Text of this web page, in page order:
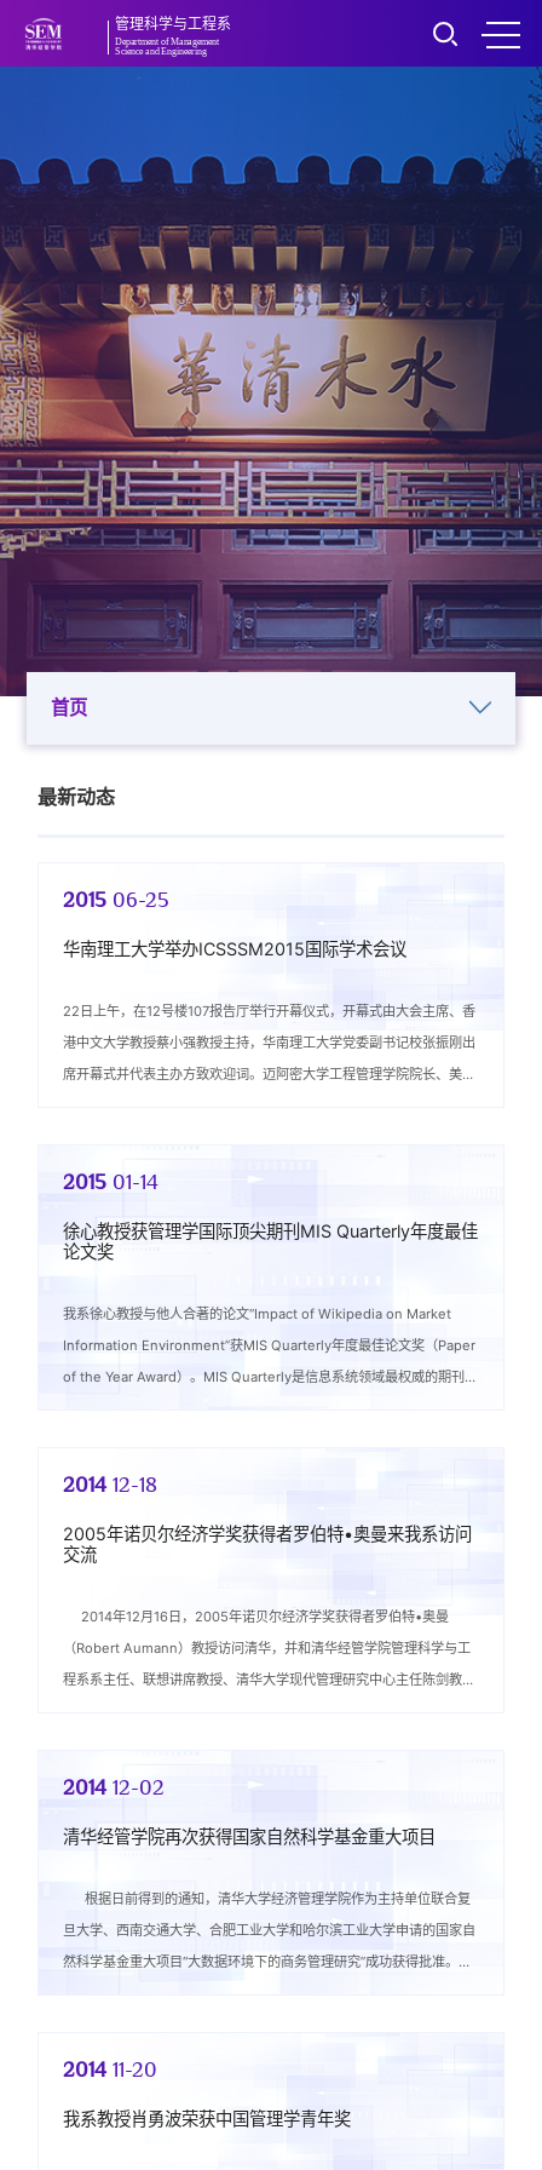
管理科学与工程系
Department of Management
Science and Engineering
首页
最新动态
2015 06-25
华南理工大学举办ICSSSM2015国际学术会议
22日上午，在12号楼107报告厅举行开幕仪式，开幕式由大会主席、香
港中文大学教授蔡小强教授主持，华南理工大学党委副书记校张振刚出
席开幕式并代表主办方致欢迎词。迈阿密大学工程管理学院院长、美国
2015 01-14
徐心教授获管理学国际顶尖期刊MIS Quarterly年度最佳
论文奖
我系徐心教授与他人合著的论文“Impact of Wikipedia on Market
Information Environment”获MIS Quarterly年度最佳论文奖（Paper
of the Year Award）。MIS Quarterly是信息系统领域最权威的期刊之
2014 12-18
2005年诺贝尔经济学奖获得者罗伯特•奥曼来我系访问
交流
2014年12月16日，2005年诺贝尔经济学奖获得者罗伯特•奥曼
（Robert Aumann）教授访问清华，并和清华经管学院管理科学与工
程系系主任、联想讲席教授、清华大学现代管理研究中心主任陈剑教授
2014 12-02
清华经管学院再次获得国家自然科学基金重大项目
根据日前得到的通知，清华大学经济管理学院作为主持单位联合复
旦大学、西南交通大学、合肥工业大学和哈尔滨工业大学申请的国家自
然科学基金重大项目“大数据环境下的商务管理研究”成功获得批准。这
是清华经管...
2014 11-20
我系教授肖勇波荣获中国管理学青年奖